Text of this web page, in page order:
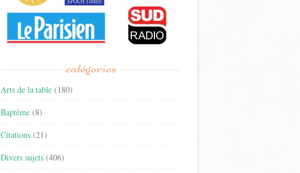
catégories
Arts de la table (180)
Baptême (8)
Citations (21)
Divers sujets (406)